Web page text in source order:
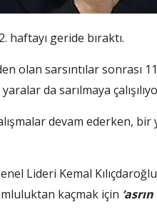
geride bıraktı.
olan sarsıntılar sonrası
da sarılmaya
devam ederken,
Lideri Kemal
kaçmak için